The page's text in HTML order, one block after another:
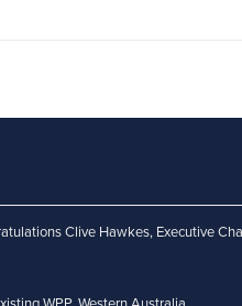
Clive Hawkes, Executive